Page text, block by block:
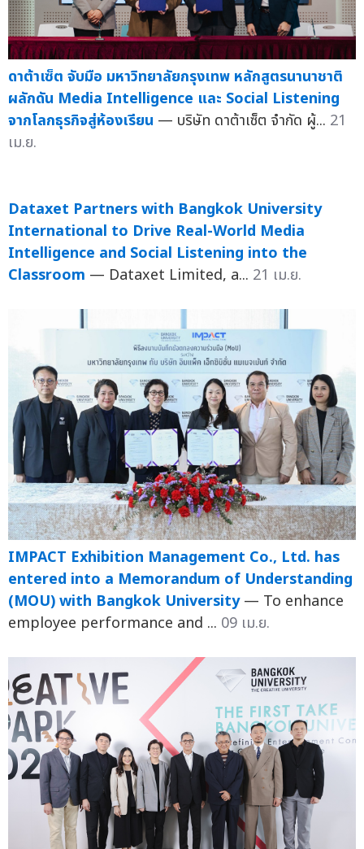
ดาต้าเซ็ต จับมือ มหาวิทยาลัยกรุงเทพ หลักสูตรนานาชาติ
ผลักดัน Media Intelligence และ Social Listening
จากโลกธุรกิจสู่ห้องเรียน — บริษัท ดาต้าเซ็ต จำกัด ผู้... 21
เม.ย.
Dataxet Partners with Bangkok University
International to Drive Real-World Media
Intelligence and Social Listening into the
Classroom — Dataxet Limited, a... 21 เม.ย.
IMPACT Exhibition Management Co., Ltd. has
entered into a Memorandum of Understanding
(MOU) with Bangkok University — To enhance
employee performance and ... 09 เม.ย.